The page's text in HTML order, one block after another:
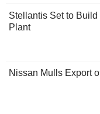
Stellantis Set to
Plant
Nissan Mulls Export